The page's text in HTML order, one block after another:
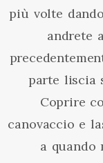
più volte
andrete
parte liscia
Coprire
canovaccio e
a quando